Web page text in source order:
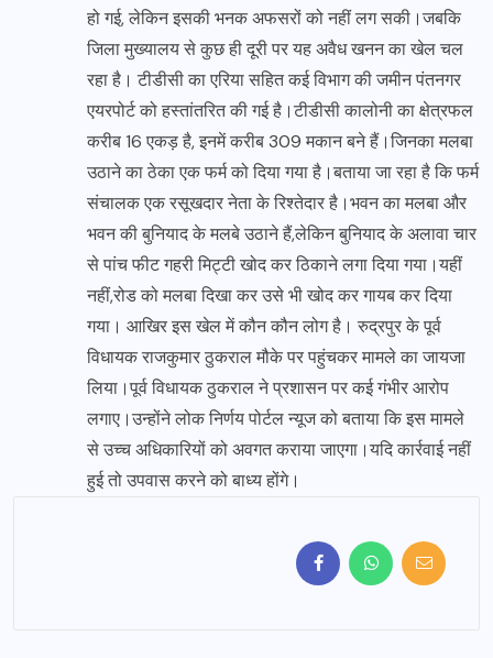
हो गई, लेकिन इसकी भनक अफसरों को नहीं लग सकी।जबकि
जिला मुख्यालय से कुछ ही दूरी पर यह अवैध खनन का खेल चल
रहा है। टीडीसी का एरिया सहित कई विभाग की जमीन पंतनगर
एयरपोर्ट को हस्तांतरित की गई है।टीडीसी कालोनी का क्षेत्रफल
करीब 16 एकड़ है, इनमें करीब 309 मकान बने हैं।जिनका मलबा
उठाने का ठेका एक फर्म को दिया गया है।बताया जा रहा है कि फर्म
संचालक एक रसूखदार नेता के रिश्तेदार है।भवन का मलबा और
भवन की बुनियाद के मलबे उठाने हैं,लेकिन बुनियाद के अलावा चार
से पांच फीट गहरी मिट्टी खोद कर ठिकाने लगा दिया गया।यहीं
नहीं,रोड को मलबा दिखा कर उसे भी खोद कर गायब कर दिया
गया। आखिर इस खेल में कौन कौन लोग है। रुद्रपुर के पूर्व
विधायक राजकुमार ठुकराल मौके पर पहुंचकर मामले का जायजा
लिया।पूर्व विधायक ठुकराल ने प्रशासन पर कई गंभीर आरोप
लगाए।उन्होंने लोक निर्णय पोर्टल न्यूज को बताया कि इस मामले
से उच्च अधिकारियों को अवगत कराया जाएगा।यदि कार्रवाई नहीं
हुई तो उपवास करने को बाध्य होंगे।